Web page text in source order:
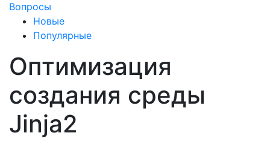
Вопросы
Новые
Популярные
Оптимизация
создания среды
Jinja2